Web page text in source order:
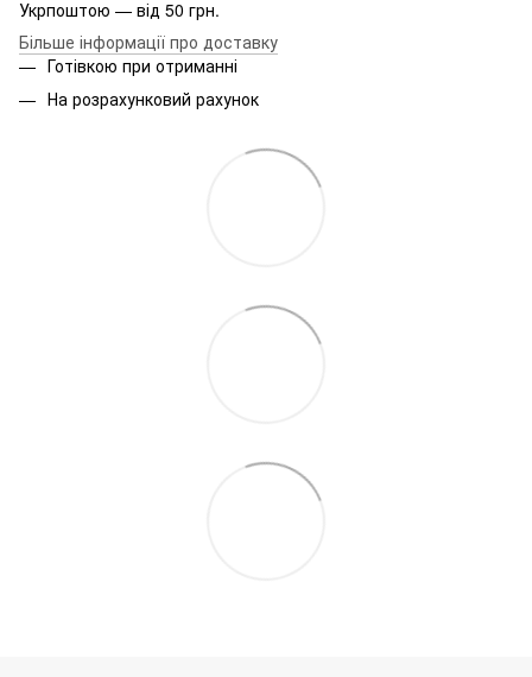
Укрпоштою — від 50 грн.
Більше інформації про доставку
Готівкою при отриманні
На розрахунковий рахунок